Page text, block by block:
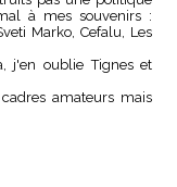
à mes souvenirs :
Marko, Cefalu, Les
j'en oublie Tignes et
amateurs mais